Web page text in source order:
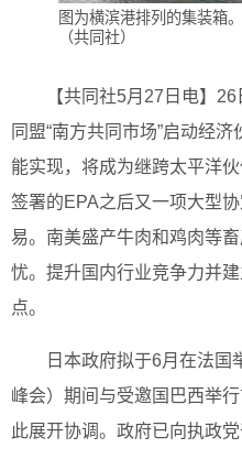
图为横滨港排列的集装箱
（共同社）
【共同社5月27日电】
同盟“南方共同市场”启动经
能实现，将成为继跨太平洋
签署的EPA之后又一项大型
易。南美盛产牛肉和鸡肉等
忧。提升国内行业竞争力并
点。
日本政府拟于6月在法国
峰会）期间与受邀国巴西举
此展开协调。政府已向执政